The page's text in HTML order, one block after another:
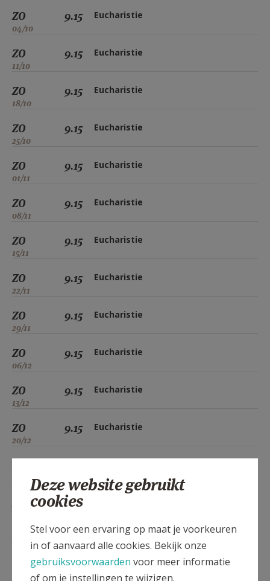
ZO
04/10
9.15 Eucharistie
ZO
11/10
9.15 Eucharistie
ZO
18/10
9.15 Eucharistie
ZO
25/10
9.15 Eucharistie
ZO
01/11
9.15 Eucharistie
ZO
08/11
9.15 Eucharistie
ZO
15/11
9.15 Eucharistie
ZO
22/11
9.15 Eucharistie
ZO
29/11
9.15 Eucharistie
ZO
06/12
9.15 Eucharistie
ZO
13/12
9.15 Eucharistie
ZO
20/12
9.15 Eucharistie
9.15
10/01
9.15 Eucharistie
9.15 Eucharistie
Deze website gebruikt
cookies
Stel voor een ervaring op maat je voorkeuren
in of aanvaard alle cookies. Bekijk onze
gebruiksvoorwaarden voor meer informatie
of om je instellingen te wijzigen.